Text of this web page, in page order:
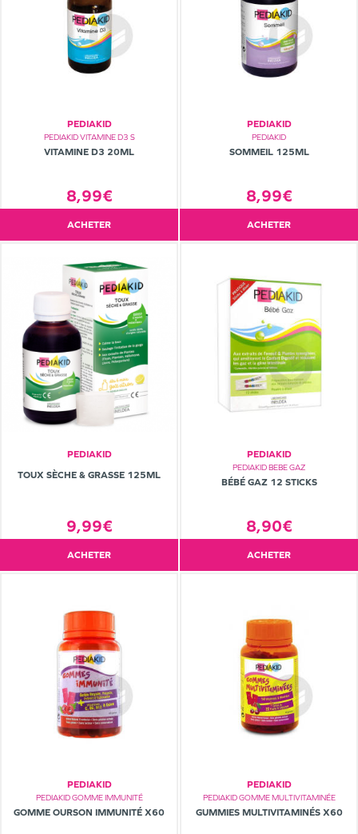
PEDIAKID
PEDIAKID VITAMINE D3 S
VITAMINE D3 20ML
8,99€
ACHETER
PEDIAKID
PEDIAKID
SOMMEIL 125ML
8,99€
ACHETER
PEDIAKID
TOUX SÈCHE & GRASSE 125ML
9,99€
ACHETER
PEDIAKID
PEDIAKID BEBE GAZ
BÉBÉ GAZ 12 STICKS
8,90€
ACHETER
PEDIAKID
PEDIAKID GOMME IMMUNITÉ
GOMME OURSON IMMUNITÉ X60
PEDIAKID
PEDIAKID GOMME MULTIVITAMINÉE
GUMMIES MULTIVITAMINÉS X60